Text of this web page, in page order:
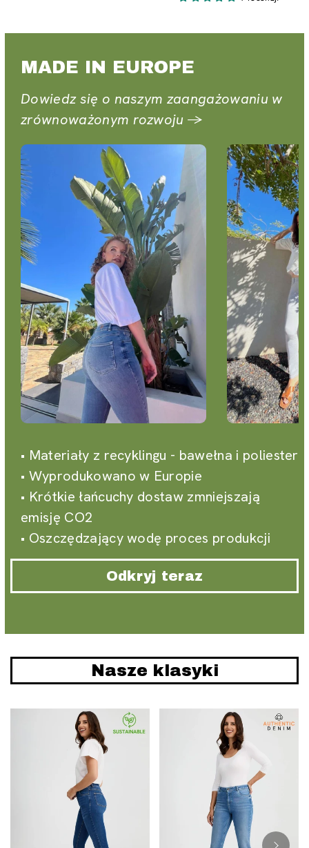
MADE IN EUROPE
Dowiedz się o naszym zaangażowaniu w
zrównoważonym rozwoju →
• Materiały z recyklingu - bawełna i poliester
• Wyprodukowano w Europie
• Krótkie łańcuchy dostaw zmniejszają
emisję CO2
• Oszczędzający wodę proces produkcji
Odkryj teraz
Nasze klasyki